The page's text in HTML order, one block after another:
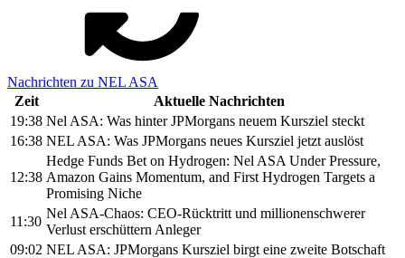
Nachrichten zu NEL ASA
Zeit
Aktuelle Nachrichten
19:38 Nel ASA: Was hinter JPMorgans neuem Kursziel steckt
16:38 NEL ASA: Was JPMorgans neues Kursziel jetzt auslöst
12:38
Hedge Funds Bet on Hydrogen: Nel ASA Under Pressure,
Amazon Gains Momentum, and First Hydrogen Targets a
Promising Niche
11:30
Nel ASA-Chaos: CEO-Rücktritt und millionenschwerer
Verlust erschüttern Anleger
09:02 NEL ASA: JPMorgans Kursziel birgt eine zweite Botschaft